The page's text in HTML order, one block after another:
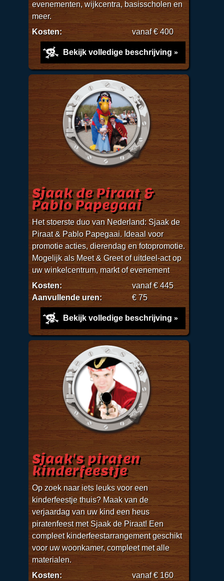
evenementen, wijkcentra, basisscholen en
meer.
Kosten:
vanaf € 400
Bekijk volledige beschrijving
Sjaak de Piraat &
Pablo Papegaai
Het stoerste duo van Nederland: Sjaak de
Piraat & Pablo Papegaai. Ideaal voor
promotie acties, dierendag en fotopromotie.
Mogelijk als Meet & Greet of uitdeel-act op
uw winkelcentrum, markt of evenement
Kosten:
vanaf € 445
Aanvullende uren:
€ 75
Bekijk volledige beschrijving
Sjaak's piraten
kinderfeestje
Op zoek naar iets leuks voor een
kinderfeestje thuis? Maak van de
verjaardag van uw kind een heus
piratenfeest met Sjaak de Piraat! Een
compleet kinderfeestarrangement geschikt
voor uw woonkamer, compleet met alle
materialen.
Kosten:
vanaf € 160